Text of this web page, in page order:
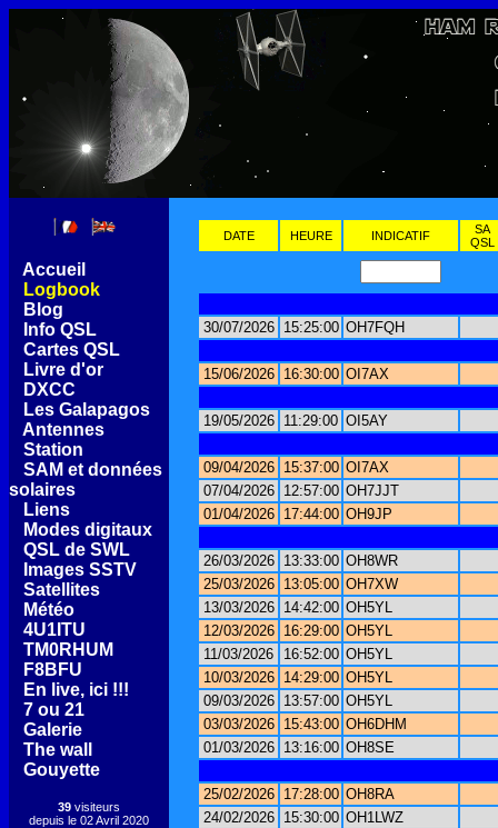
Accueil
Logbook
Blog
Info QSL
Cartes QSL
Livre d'or
DXCC
Les Galapagos
Antennes
Station
SAM et données
solaires
Liens
Modes digitaux
QSL de SWL
Images SSTV
Satellites
Météo
4U1ITU
TM0RHUM
F8BFU
En live, ici !!!
7 ou 21
Galerie
The wall
Gouyette
39 visiteurs
depuis le 02 Avril 2020
DATE HEURE INDICATIF
SA
QSL
30/07/2026 15:25:00 OH7FQH
15/06/2026 16:30:00 OI7AX
19/05/2026 11:29:00 OI5AY
09/04/2026 15:37:00 OI7AX
07/04/2026
12:57:00 OH7JJT
01/04/2026
17:44:00 OH9JP
26/03/2026 13:33:00 OH8WR
25/03/2026
13:05:00 OH7XW
13/03/2026
14:42:00 OH5YL
12/03/2026
16:29:00 OH5YL
11/03/2026
16:52:00 OH5YL
10/03/2026
14:29:00 OH5YL
09/03/2026
13:57:00 OH5YL
03/03/2026
15:43:00 OH6DHM
01/03/2026
13:16:00 OH8SE
25/02/2026 17:28:00 OH8RA
24/02/2026
15:30:00 OH1LWZ